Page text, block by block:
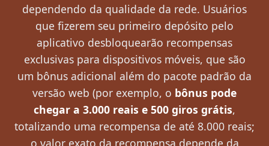
dependendo da qualidade da rede. Usuários
que fizerem seu primeiro depósito pelo
aplicativo desbloquearão recompensas
exclusivas para dispositivos móveis, que são
um bônus adicional além do pacote padrão da
versão web (por exemplo, o bônus pode
chegar a 3.000 reais e 500 giros grátis,
totalizando uma recompensa de até 8.000 reais;
o valor exato da recompensa depende da